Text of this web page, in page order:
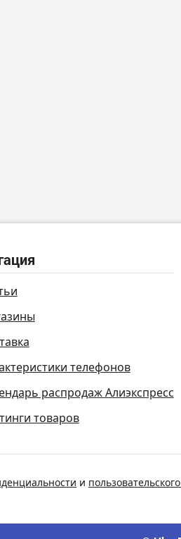
телефонов
распродаж Алиэкспресс
товаров
и